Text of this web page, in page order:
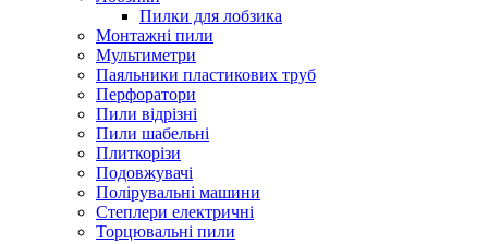
Пилки для лобзика
Монтажні пили
Мультиметри
Паяльники пластикових труб
Перфоратори
Пили відрізні
Пили шабельні
Плиткорізи
Подовжувачі
Полірувальні машини
Степлери електричні
Торцювальні пили